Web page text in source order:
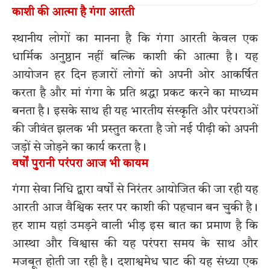
काशी की आत्मा है गंगा आरती
स्थानीय लोगों का मानना है कि गंगा आरती केवल एक
धार्मिक अनुष्ठान नहीं बल्कि काशी की आत्मा है। यह
आयोजन हर दिन हजारों लोगों को अपनी ओर आकर्षित
करता है और मां गंगा के प्रति श्रद्धा प्रकट करने का माध्यम
बनता है। इसके साथ ही यह भारतीय संस्कृति और परंपराओं
की जीवंत झलक भी प्रस्तुत करता है जो नई पीढ़ी को अपनी
जड़ों से जोड़ने का कार्य करता है।
वर्षों पुरानी परंपरा आज भी कायम
गंगा सेवा निधि द्वारा वर्षों से निरंतर आयोजित की जा रही यह
आरती आज वैश्विक स्तर पर काशी की पहचान बन चुकी है।
हर शाम यहां उमड़ने वाली भीड़ इस बात का प्रमाण है कि
आस्था और विश्वास की यह परंपरा समय के साथ और
मजबूत होती जा रही है। दशाश्वमेध घाट की यह संध्या एक